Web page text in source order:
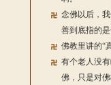
念佛以后，
善到底指的是
佛教里讲的“
有个老人没
佛，只是对